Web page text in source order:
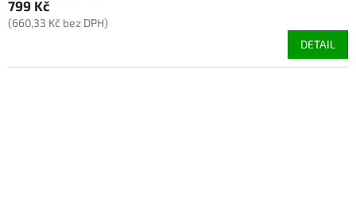
799 Kč
(660,33 Kč bez DPH)
DETAIL